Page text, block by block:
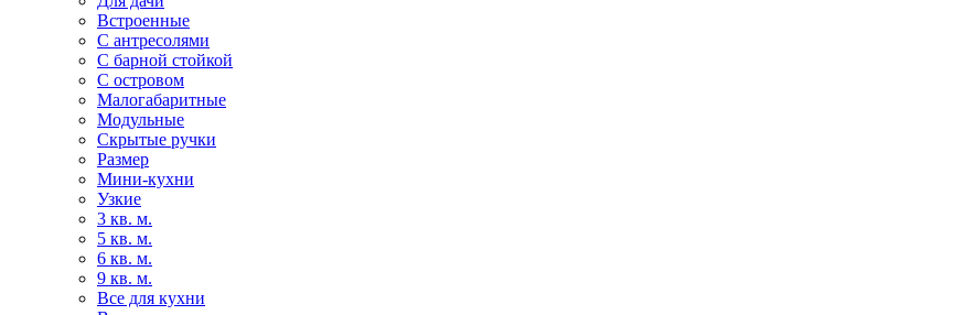
Встроенные
С антресолями
С барной стойкой
С островом
Малогабаритные
Модульные
Скрытые ручки
Размер
Мини-кухни
Узкие
3 кв. м.
5 кв. м.
6 кв. м.
9 кв. м.
Все для кухни